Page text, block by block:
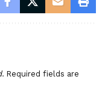
Required fields are